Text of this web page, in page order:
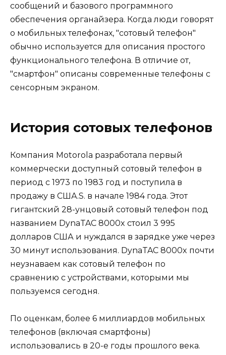
сообщений и базового программного
обеспечения органайзера. Когда люди говорят
о мобильных телефонах, "сотовый телефон"
обычно используется для описания простого
функционального телефона. В отличие от,
"смартфон" описаны современные телефоны с
сенсорным экраном.
История сотовых телефонов
Компания Motorola разработала первый
коммерчески доступный сотовый телефон в
период с 1973 по 1983 год и поступила в
продажу в США.S. в начале 1984 года. Этот
гигантский 28-унцовый сотовый телефон под
названием DynaTAC 8000x стоил 3 995
долларов США и нуждался в зарядке уже через
30 минут использования. DynaTAC 8000x почти
неузнаваем как сотовый телефон по
сравнению с устройствами, которыми мы
пользуемся сегодня.
По оценкам, более 6 миллиардов мобильных
телефонов (включая смартфоны)
использовались в 20-е годы прошлого века.